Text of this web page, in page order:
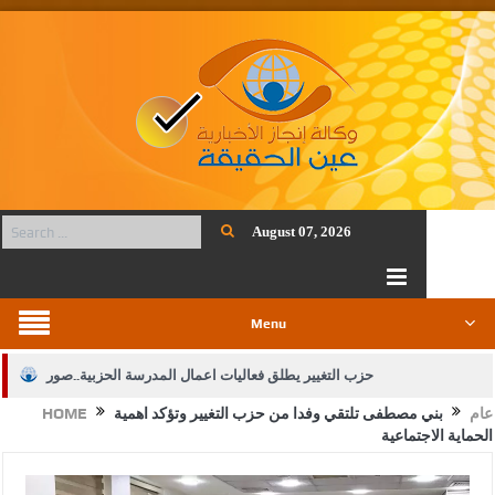
August 07, 2026
Menu
حزب التغيير يطلق فعاليات اعمال المدرسة الحزبية..صور
الجيش يفتح باب التجنيد لحملة البكالوريوس في الحقوق والقانون
HOME عام
بني مصطفى تلتقي وفدا من حزب التغيير وتؤكد اهمية
الحماية الاجتماعية